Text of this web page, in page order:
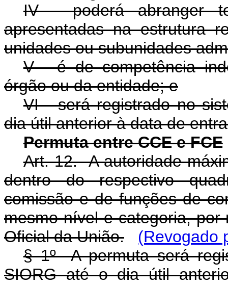
IV - poderá abranger
apresentadas na estrutura
unidades ou subunidades
V - é de competência
órgão ou da entidade; e
VI - será registrado no
dia útil anterior à data de
Permuta entre CCE e FCE
Art. 12. A autoridade
dentro do respectivo
comissão e de funções de
mesmo nível e categoria,
Oficial da União.
(Revogado
§ 1º A permuta será
SIORG até o dia útil